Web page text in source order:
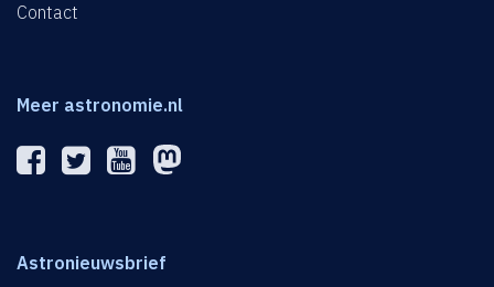
Contact
Meer astronomie.nl
Astronieuwsbrief